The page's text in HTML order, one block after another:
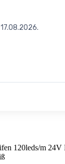
17.08.2026.